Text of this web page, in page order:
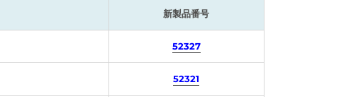
新製品番号
52327
52321